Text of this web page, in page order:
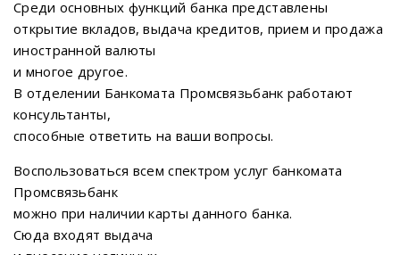
Среди основных функций банка представлены
открытие вкладов, выдача кредитов, прием и продажа
иностранной валюты
и многое другое.
В отделении Банкомата Промсвязьбанк работают
консультанты,
способные ответить на ваши вопросы.
Воспользоваться всем спектром услуг банкомата
Промсвязьбанк
можно при наличии карты данного банка.
Сюда входят выдача